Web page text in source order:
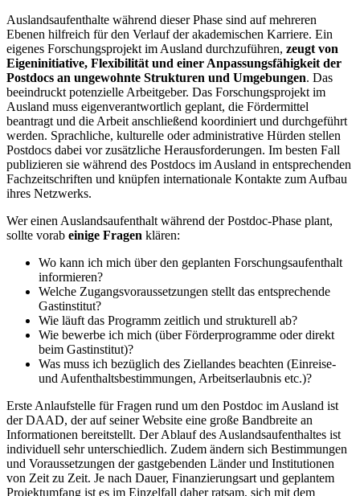
Auslandsaufenthalte während dieser Phase sind auf mehreren
Ebenen hilfreich für den Verlauf der akademischen Karriere. Ein
eigenes Forschungsprojekt im Ausland durchzuführen, zeugt von
Eigeninitiative, Flexibilität und einer Anpassungsfähigkeit der
Postdocs an ungewohnte Strukturen und Umgebungen. Das
beeindruckt potenzielle Arbeitgeber. Das Forschungsprojekt im
Ausland muss eigenverantwortlich geplant, die Fördermittel
beantragt und die Arbeit anschließend koordiniert und durchgeführt
werden. Sprachliche, kulturelle oder administrative Hürden stellen
Postdocs dabei vor zusätzliche Herausforderungen. Im besten Fall
publizieren sie während des Postdocs im Ausland in entsprechenden
Fachzeitschriften und knüpfen internationale Kontakte zum Aufbau
ihres Netzwerks.
Wer einen Auslandsaufenthalt während der Postdoc-Phase plant,
sollte vorab einige Fragen klären:
Wo kann ich mich über den geplanten Forschungsaufenthalt
informieren?
Welche Zugangsvoraussetzungen stellt das entsprechende
Gastinstitut?
Wie läuft das Programm zeitlich und strukturell ab?
Wie bewerbe ich mich (über Förderprogramme oder direkt
beim Gastinstitut)?
Was muss ich bezüglich des Ziellandes beachten (Einreise-
und Aufenthaltsbestimmungen, Arbeitserlaubnis etc.)?
Erste Anlaufstelle für Fragen rund um den Postdoc im Ausland ist
der DAAD, der auf seiner Website eine große Bandbreite an
Informationen bereitstellt. Der Ablauf des Auslandsaufenthaltes ist
individuell sehr unterschiedlich. Zudem ändern sich Bestimmungen
und Voraussetzungen der gastgebenden Länder und Institutionen
von Zeit zu Zeit. Je nach Dauer, Finanzierungsart und geplantem
Projektumfang ist es im Einzelfall daher ratsam, sich mit dem